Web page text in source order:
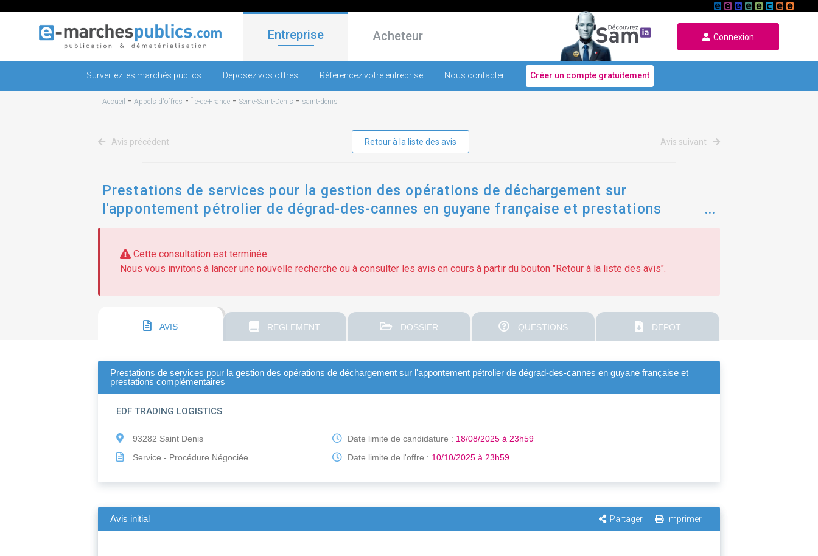
Entreprise Acheteur Connexion
Surveillez les marchés publics Déposez vos offres Référencez votre entreprise Nous contacter Créer un compte gratuitement
Accueil - Appels d'offres - Île-de-France - Seine-Saint-Denis - saint-denis
Avis précédent Retour à la liste des avis Avis suivant
Prestations de services pour la gestion des opérations de déchargement sur
l'appontement pétrolier de dégrad-des-cannes en guyane française et prestations
Cette consultation est terminée.
Nous vous invitons à lancer une nouvelle recherche ou à consulter les avis en cours à partir du bouton "Retour à la liste des avis".
AVIS REGLEMENT DOSSIER QUESTIONS DEPOT
Prestations de services pour la gestion des opérations de déchargement sur l'appontement pétrolier de dégrad-des-cannes en guyane française et
prestations complémentaires
EDF TRADING LOGISTICS
93282 Saint Denis
Service - Procédure Négociée
Date limite de candidature : 18/08/2025 à 23h59
Date limite de l'offre : 10/10/2025 à 23h59
Avis initial Partager Imprimer